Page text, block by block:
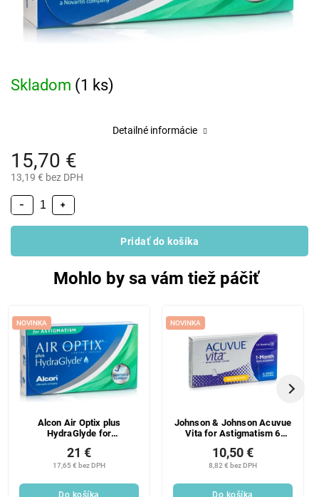
15,70 €
13,19 € bez DPH
Skladom (1 ks)
+
−
Pridať do košíka
Detailné informácie
Mohlo by sa vám tiež páčiť
NOVINKA
Alcon Air Optix plus
HydraGlyde for
0.3
17,65 € bez DPH
21 €
Do košíka
NOVINKA
Johnson & Johnson Acuvue
Vita for Astigmatism 6
EXPIRÁCII!
8,82 € bez DPH
10,50 €
Do košíka